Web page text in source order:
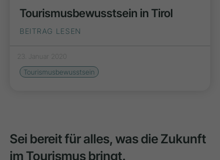
Tourismusbewusstsein in Tirol
BEITRAG LESEN
23. Januar 2020
Tourismusbewusstsein
Sei bereit für alles, was die Zukunft
im Tourismus bringt.